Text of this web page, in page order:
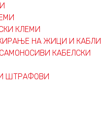
КЛЕМИ
НА ЖИЦИ И КАБЛИ
КАБЕЛСКИ
ШТРАФОВИ